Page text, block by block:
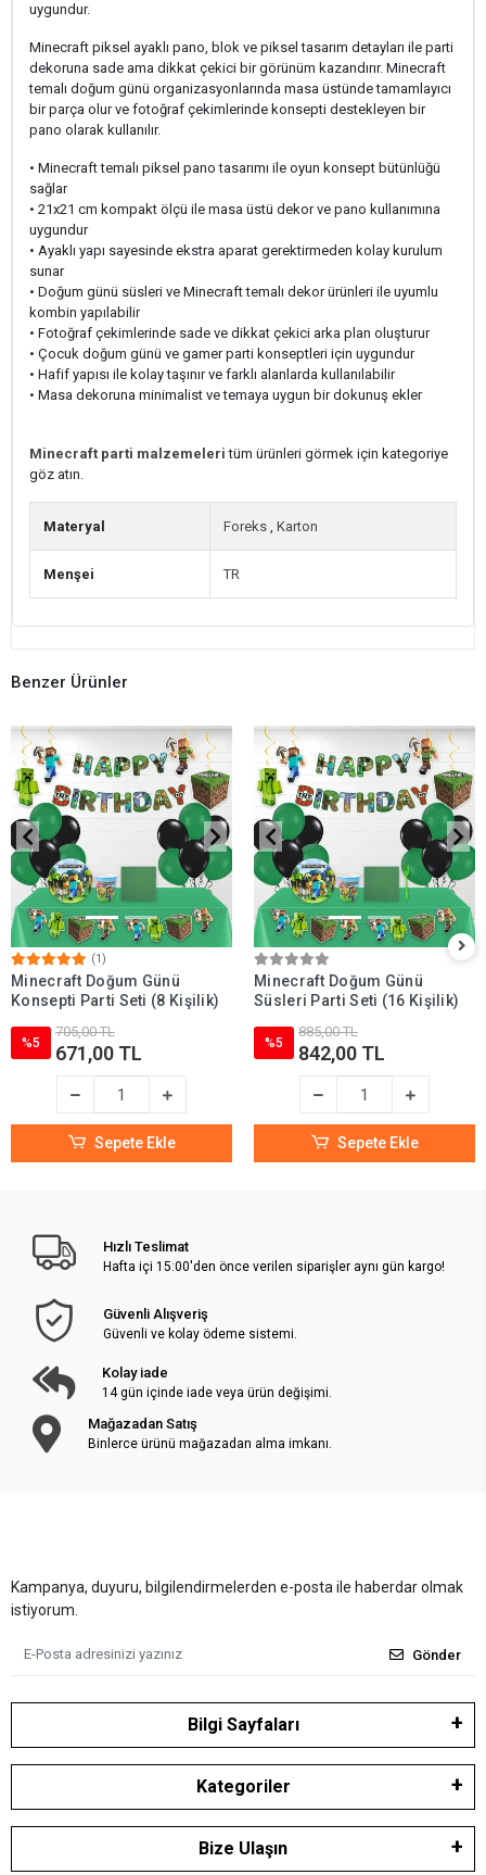
uygundur.
Minecraft piksel ayaklı pano, blok ve piksel tasarım detayları ile parti
dekoruna sade ama dikkat çekici bir görünüm kazandırır. Minecraft
temalı doğum günü organizasyonlarında masa üstünde tamamlayıcı
bir parça olur ve fotoğraf çekimlerinde konsepti destekleyen bir
pano olarak kullanılır.
• Minecraft temalı piksel pano tasarımı ile oyun konsept bütünlüğü
sağlar
• 21x21 cm kompakt ölçü ile masa üstü dekor ve pano kullanımına
uygundur
• Ayaklı yapı sayesinde ekstra aparat gerektirmeden kolay kurulum
sunar
• Doğum günü süsleri ve Minecraft temalı dekor ürünleri ile uyumlu
kombin yapılabilir
• Fotoğraf çekimlerinde sade ve dikkat çekici arka plan oluşturur
• Çocuk doğum günü ve gamer parti konseptleri için uygundur
• Hafif yapısı ile kolay taşınır ve farklı alanlarda kullanılabilir
• Masa dekoruna minimalist ve temaya uygun bir dokunuş ekler
Minecraft parti malzemeleri tüm ürünleri görmek için kategoriye
göz atın.
Materyal Foreks , Karton
Menşei TR
Benzer Ürünler
(1)
Minecraft Doğum Günü
Konsepti Parti Seti (8 Kişilik)
%5
705,00 TL
671,00 TL
Sepete Ekle
Minecraft Doğum Günü
Süsleri Parti Seti (16 Kişilik)
%5
885,00 TL
842,00 TL
Sepete Ekle
Hızlı Teslimat
Hafta içi 15:00'den önce verilen siparişler aynı gün kargo!
Güvenli Alışveriş
Güvenli ve kolay ödeme sistemi.
Kolay iade
14 gün içinde iade veya ürün değişimi.
Mağazadan Satış
Binlerce ürünü mağazadan alma imkanı.
Kampanya, duyuru, bilgilendirmelerden e-posta ile haberdar olmak
istiyorum.
Gönder
Bilgi Sayfaları
Kategoriler
Bize Ulaşın